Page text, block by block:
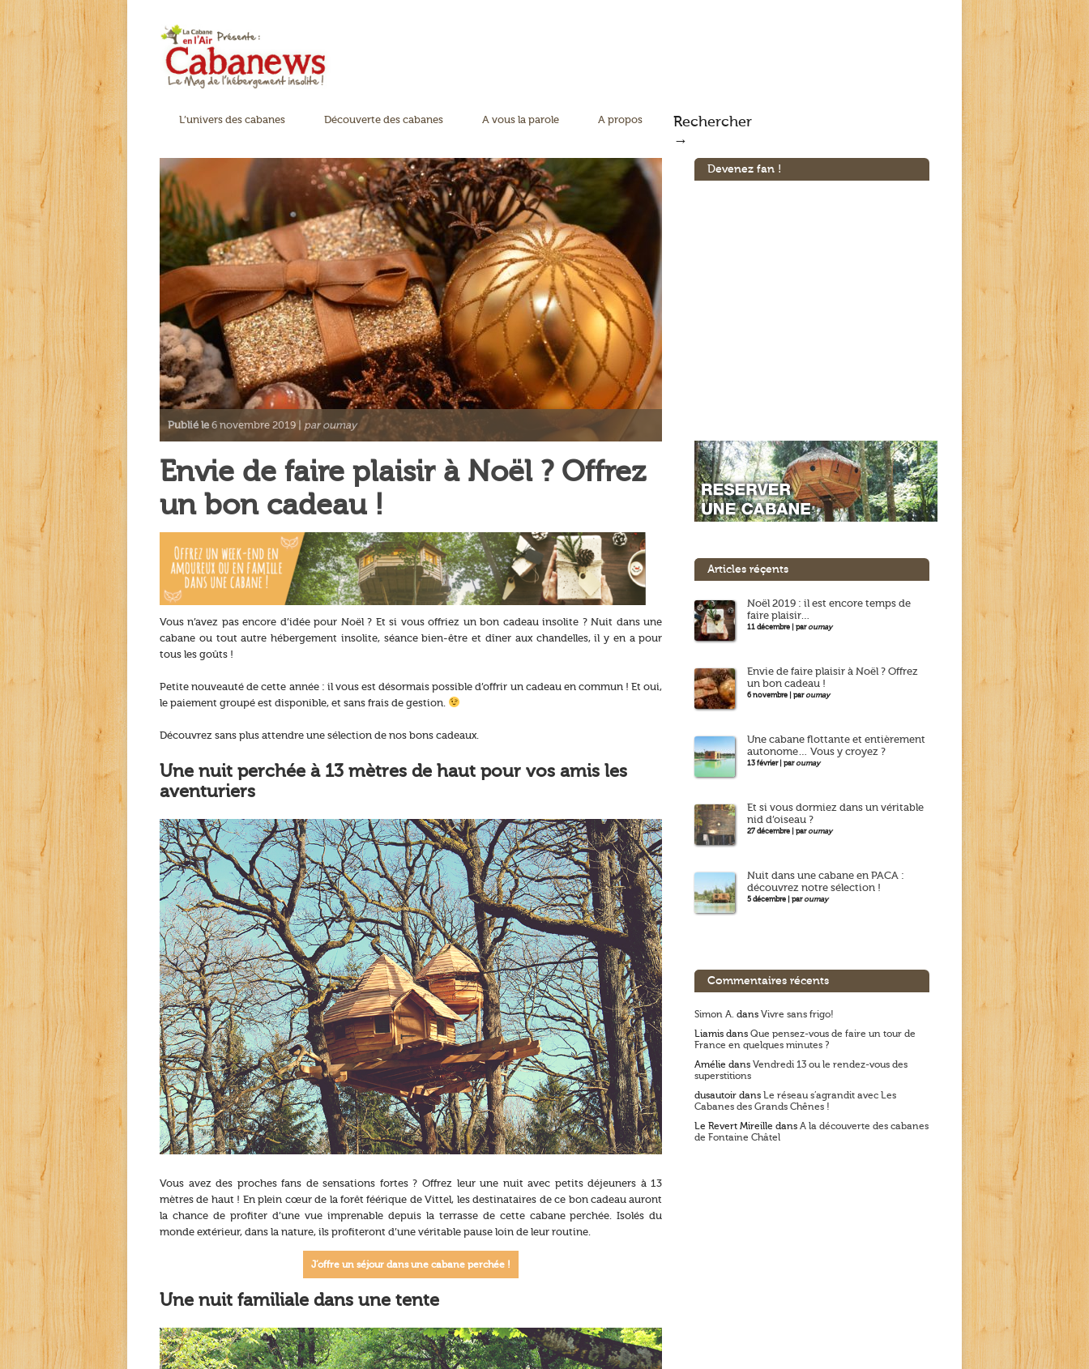
L’univers des cabanes Découverte des cabanes A vous la parole A propos
Rechercher
→
Publié le 6 novembre 2019 | par oumay
Envie de faire plaisir à Noël ? Offrez
un bon cadeau !
Vous n’avez pas encore d’idée pour Noël ? Et si vous offriez un bon cadeau insolite ? Nuit dans une
cabane ou tout autre hébergement insolite, séance bien-être et dîner aux chandelles, il y en a pour
tous les goûts !
Petite nouveauté de cette année : il vous est désormais possible d’offrir un cadeau en commun ! Et oui,
le paiement groupé est disponible, et sans frais de gestion.
Découvrez sans plus attendre une sélection de nos bons cadeaux.
Une nuit perchée à 13 mètres de haut pour vos amis les
aventuriers
Vous avez des proches fans de sensations fortes ? Offrez leur une nuit avec petits déjeuners à 13
mètres de haut ! En plein cœur de la forêt féérique de Vittel, les destinataires de ce bon cadeau auront
la chance de profiter d’une vue imprenable depuis la terrasse de cette cabane perchée. Isolés du
monde extérieur, dans la nature, ils profiteront d’une véritable pause loin de leur routine.
J’offre un séjour dans une cabane perchée !
Une nuit familiale dans une tente
Devenez fan !
Articles réçents
Noël 2019 : il est encore temps de
faire plaisir…
11 décembre | paroumay
Envie de faire plaisir à Noël ? Offrez
un bon cadeau !
6 novembre | paroumay
Une cabane flottante et entièrement
autonome… Vous y croyez ?
13 février | paroumay
Et si vous dormiez dans un véritable
nid d’oiseau ?
27 décembre | paroumay
Nuit dans une cabane en PACA :
découvrez notre sélection !
5 décembre | paroumay
Commentaires récents
Simon A. dans Vivre sans frigo!
Liamis dans Que pensez-vous de faire un tour de
France en quelques minutes ?
Amélie dans Vendredi 13 ou le rendez-vous des
superstitions
dusautoir dans Le réseau s’agrandit avec Les
Cabanes des Grands Chênes !
Le Revert Mireille dans A la découverte des cabanes
de Fontaine Châtel